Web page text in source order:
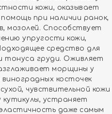
кожи, оказывает
при наличии ранок,
мозолей. Способствует
упругости кожи,
средство для
тонуса груди. Оживляет
морщины у
косточек
чувствительной кожи
кутикулы, устраняет
даже самым